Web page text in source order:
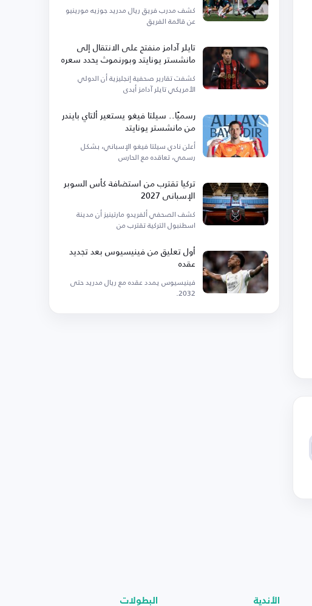
كشف مدرب فريق ريال مدريد جوزيه مورينيو
عن قائمة الفريق
تايلر آدامز منفتح على الانتقال إلى
مانشستر يونايتد وبورنموث يحدد سعره
كشفت تقارير صحفية إنجليزية أن الدولي
الأمريكي تايلر آدامز أبدى
رسميًا.. سيلتا فيغو يستعير ألتاي بايندر
من مانشستر يونايتد
أعلن نادي سيلتا فيغو الإسباني، بشكل
رسمي، تعاقده مع الحارس
تركيا تقترب من استضافة كأس السوبر
الإسباني 2027
كشف الصحفي ألفريدو مارتينيز أن مدينة
اسطنبول التركية تقترب من
أول تعليق من فينيسيوس بعد تجديد
عقده
فينيسيوس يمدد عقده مع ريال مدريد حتى
2032.
الأندية البطولات